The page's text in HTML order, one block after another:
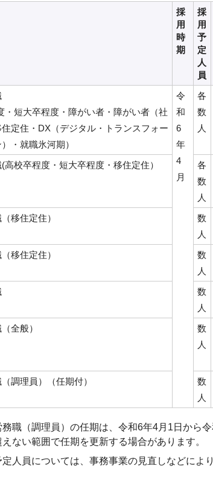
採
用
時
期
採
用
予
定
人
員
・短大卒程度・障がい者・障がい者（社
定住・DX（デジタル・トランスフォー
・就職氷河期）
令
和
6
年
4
月
各
数
人
高校卒程度・短大卒程度・移住定住）
各
数
人
移住定住）
数
人
移住定住）
数
人
数
人
全般）
数
人
調理員）（任期付）
数
人
務職（調理員）の任期は、令和6年4月1日から
ない範囲で任期を更新する場合があります。
人員については、事務事業の見直しなどによ